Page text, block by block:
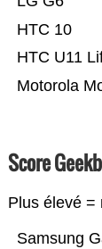
Motorola
HTC U11
HTC 10
Score
Plus élevé =
Samsung